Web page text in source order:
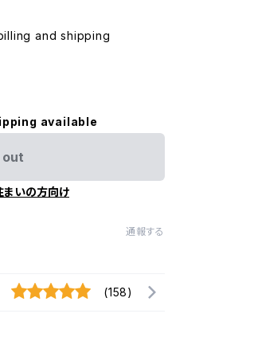
and shipping
available
out
まいの方向け
通報する
(158)